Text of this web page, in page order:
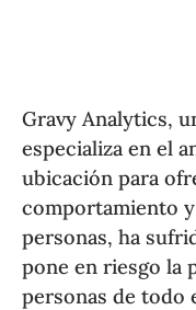
Gravy Analytics,
especializa en el
ubicación para
comportamiento
personas, ha
pone en riesgo la
personas de todo